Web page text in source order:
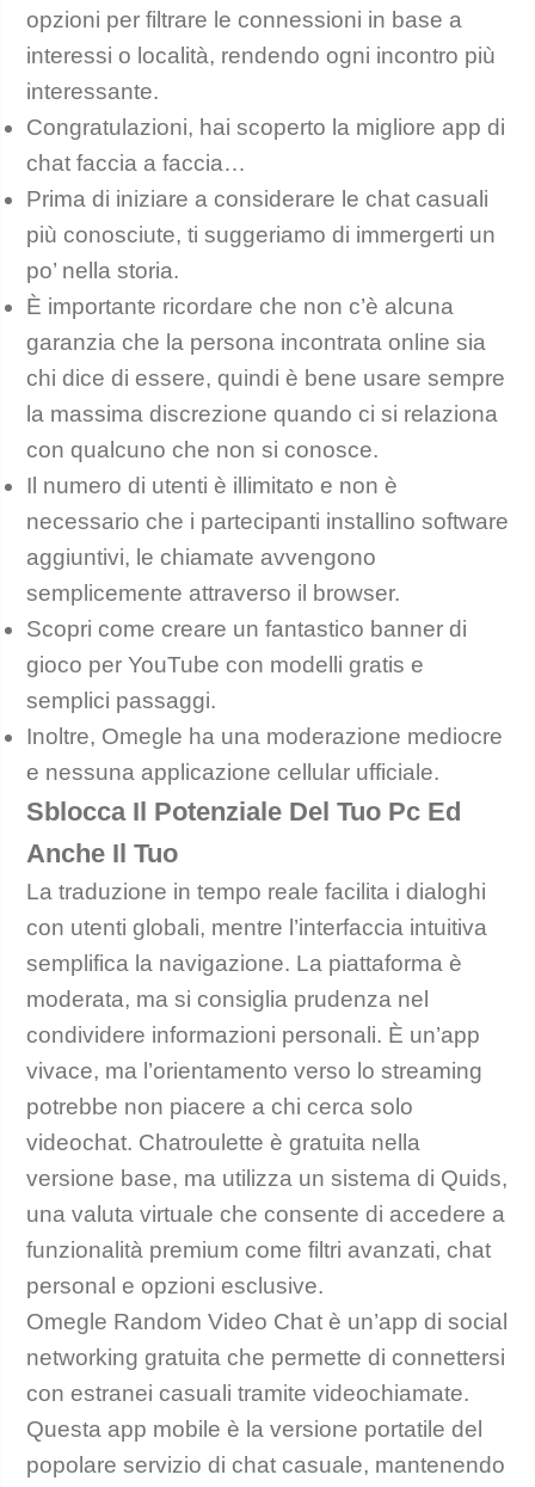
opzioni per filtrare le connessioni in base a
interessi o località, rendendo ogni incontro più
interessante.
Congratulazioni, hai scoperto la migliore app di
chat faccia a faccia…
Prima di iniziare a considerare le chat casuali
più conosciute, ti suggeriamo di immergerti un
po’ nella storia.
È importante ricordare che non c’è alcuna
garanzia che la persona incontrata online sia
chi dice di essere, quindi è bene usare sempre
la massima discrezione quando ci si relaziona
con qualcuno che non si conosce.
Il numero di utenti è illimitato e non è
necessario che i partecipanti installino software
aggiuntivi, le chiamate avvengono
semplicemente attraverso il browser.
Scopri come creare un fantastico banner di
gioco per YouTube con modelli gratis e
semplici passaggi.
Inoltre, Omegle ha una moderazione mediocre
e nessuna applicazione cellular ufficiale.
Sblocca Il Potenziale Del Tuo Pc Ed
Anche Il Tuo
La traduzione in tempo reale facilita i dialoghi
con utenti globali, mentre l’interfaccia intuitiva
semplifica la navigazione. La piattaforma è
moderata, ma si consiglia prudenza nel
condividere informazioni personali. È un’app
vivace, ma l’orientamento verso lo streaming
potrebbe non piacere a chi cerca solo
videochat. Chatroulette è gratuita nella
versione base, ma utilizza un sistema di Quids,
una valuta virtuale che consente di accedere a
funzionalità premium come filtri avanzati, chat
personal e opzioni esclusive.
Omegle Random Video Chat è un’app di social
networking gratuita che permette di connettersi
con estranei casuali tramite videochiamate.
Questa app mobile è la versione portatile del
popolare servizio di chat casuale, mantenendo